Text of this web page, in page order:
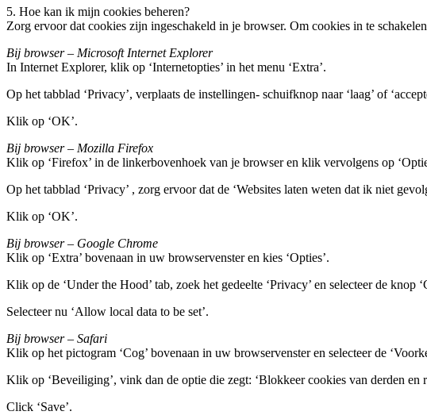
5. Hoe kan ik mijn cookies beheren?
Zorg ervoor dat cookies zijn ingeschakeld in je browser. Om cookies in te
Bij browser – Microsoft Internet Explorer
In Internet Explorer, klik op ‘Internetopties’ in het menu ‘Extra’.
Op het tabblad ‘Privacy’, verplaats de instellingen- schuifknop naar ‘laag’ of
Klik op ‘OK’.
Bij browser – Mozilla Firefox
Klik op ‘Firefox’ in de linkerbovenhoek van je browser en klik vervolgens op
Op het tabblad ‘Privacy’ , zorg ervoor dat de ‘Websites laten weten dat ik niet
Klik op ‘OK’.
Bij browser – Google Chrome
Klik op ‘Extra’ bovenaan in uw browservenster en kies ‘Opties’.
Klik op de ‘Under the Hood’ tab, zoek het gedeelte ‘Privacy’ en selecteer de knop
Selecteer nu ‘Allow local data to be set’.
Bij browser – Safari
Klik op het pictogram ‘Cog’ bovenaan in uw browservenster en selecteer de
Klik op ‘Beveiliging’, vink dan de optie die zegt: ‘Blokkeer cookies van derden en
Click ‘Save’.